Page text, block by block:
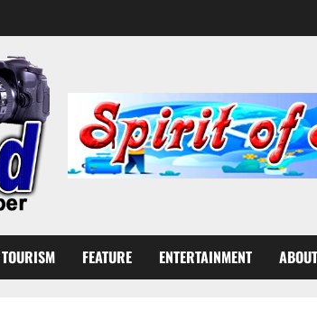
TOURISM FEATURE ENTERTAINMENT